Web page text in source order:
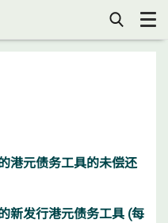
港元债务工具的未偿还
新发行港元债务工具 (每